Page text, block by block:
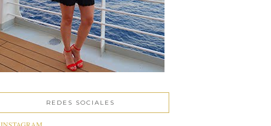
REDES SOCIALES
INSTAGRAM